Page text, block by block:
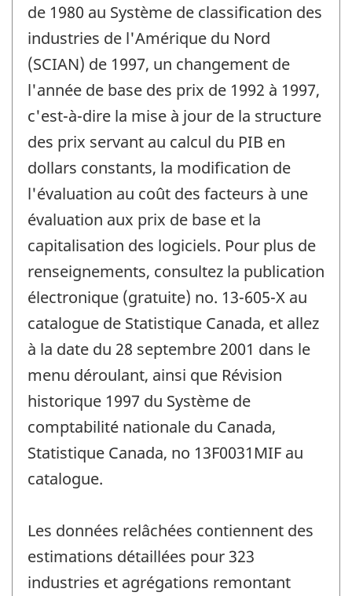
de 1980 au Système de classification des
industries de l'Amérique du Nord
(SCIAN) de 1997, un changement de
l'année de base des prix de 1992 à 1997,
c'est-à-dire la mise à jour de la structure
des prix servant au calcul du PIB en
dollars constants, la modification de
l'évaluation au coût des facteurs à une
évaluation aux prix de base et la
capitalisation des logiciels. Pour plus de
renseignements, consultez la publication
électronique (gratuite) no. 13-605-X au
catalogue de Statistique Canada, et allez
à la date du 28 septembre 2001 dans le
menu déroulant, ainsi que Révision
historique 1997 du Système de
comptabilité nationale du Canada,
Statistique Canada, no 13F0031MIF au
catalogue.
Les données relâchées contiennent des
estimations détaillées pour 323
industries et agrégations remontant